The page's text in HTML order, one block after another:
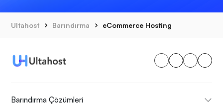
Ultahost Barındırma eCommerce Hosting
Barındırma Çözümleri